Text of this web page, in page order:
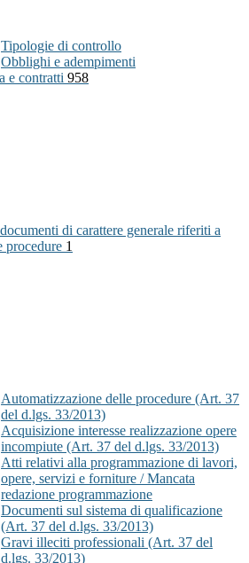
Tipologie di controllo
Obblighi e adempimenti
e contratti 958
di carattere generale riferiti a
procedure 1
Automatizzazione delle procedure (Art. 37
del d.lgs. 33/2013)
Acquisizione interesse realizzazione opere
incompiute (Art. 37 del d.lgs. 33/2013)
Atti relativi alla programmazione di lavori,
opere, servizi e forniture / Mancata
redazione programmazione
Documenti sul sistema di qualificazione
(Art. 37 del d.lgs. 33/2013)
Gravi illeciti professionali (Art. 37 del
d.lgs. 33/2013)